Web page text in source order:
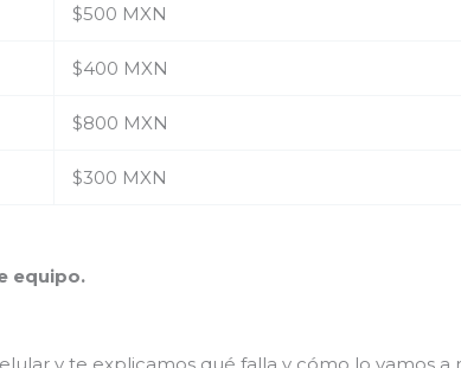
$500 MXN
$400 MXN
$800 MXN
$300 MXN
equipo.